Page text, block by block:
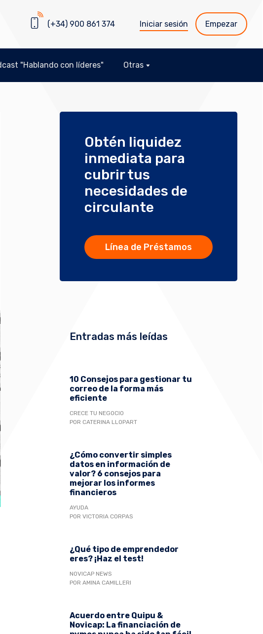
(+34) 900 861 374 Iniciar sesión Empezar
"Hablando con líderes" Otras
Obtén liquidez
inmediata para
cubrir tus
necesidades de
circulante
Línea de Préstamos
Entradas más leídas
10 Consejos para gestionar tu
correo de la forma más
eficiente
CRECE TU NEGOCIO
POR CATERINA LLOPART
¿Cómo convertir simples
datos en información de
valor? 6 consejos para
mejorar los informes
financieros
AYUDA
POR VICTORIA CORPAS
¿Qué tipo de emprendedor
eres? ¡Haz el test!
NOVICAP NEWS
POR AMINA CAMILLERI
Acuerdo entre Quipu &
Novicap: La financiación de